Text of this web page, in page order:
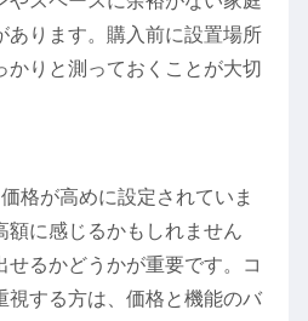
あります。購入前に設置場所
かりと測っておくことが大切
格が高めに設定されていま
額に感じるかもしれません
せるかどうかが重要です。コ
視する方は、価格と機能のバ